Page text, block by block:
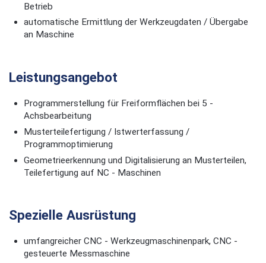
Betrieb
automatische Ermittlung der Werkzeugdaten / Übergabe
an Maschine
Leistungsangebot
Programmerstellung für Freiformflächen bei 5 -
Achsbearbeitung
Musterteilefertigung / Istwerterfassung /
Programmoptimierung
Geometrieerkennung und Digitalisierung an Musterteilen,
Teilefertigung auf NC - Maschinen
Spezielle Ausrüstung
umfangreicher CNC - Werkzeugmaschinenpark, CNC -
gesteuerte Messmaschine